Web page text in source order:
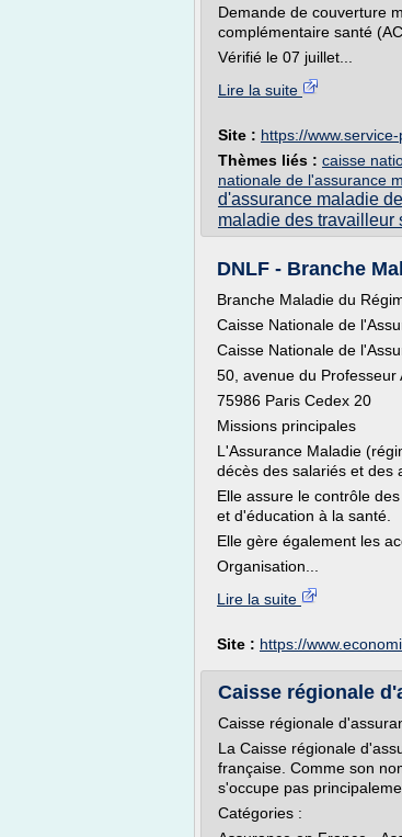
Demande de couverture
complémentaire santé
Vérifié le 07 juillet...
Lire la suite
Site : https://
Thèmes liés : caisse
nationale de l'assurance
d'assurance maladie
maladie des travailleur
DNLF - Branche
Branche Maladie du
Caisse Nationale de
Caisse Nationale de
50, avenue du Professeur
75986 Paris Cedex 20
Missions principales
L'Assurance Maladie
décès des salariés et des
Elle assure le contrôle
et d'éducation à la santé.
Elle gère également les
Organisation...
Lire la suite
Site : https://
Caisse régionale
Caisse régionale
La Caisse régionale
française. Comme son
s'occupe pas
Catégories :